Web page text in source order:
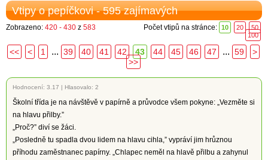
Vtipy o pepíčkovi - 595 zajímavých
Zobrazeno: 420 - 430 z 583 Počet vtipů na stránce: 10 20
50
100
<< < 1 ... 39 40 41 42 43 44 45 46 47 ... 59
>
>>
Hodnocení: 3.17 | Hlasovalo: 2
Školní třída je na návštěvě v papírně a průvodce všem pokyne: „Vezměte si
na hlavu přilby.”
„Proč?” diví se žáci.
„Posledně tu spadla dvou lidem na hlavu cihla,” vypráví jim hrůznou
příhodu zaměstnanec papírny. „Chlapec neměl na hlavě přilbu a zahynul